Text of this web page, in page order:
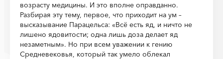
возрасту медицины. И это вполне оправданно.
Разбирая эту тему, первое, что приходит на ум –
высказывание Парацельса: «Всё есть яд, и ничто не
лишено ядовитости; одна лишь доза делает яд
незаметным». Но при всем уважении к гению
Средневековья, который так умело облекал